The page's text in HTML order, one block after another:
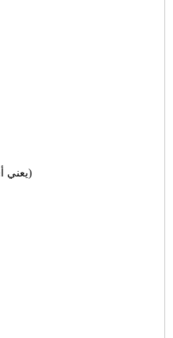
168mm x n (n يعني أي حجم حسب الطلب)